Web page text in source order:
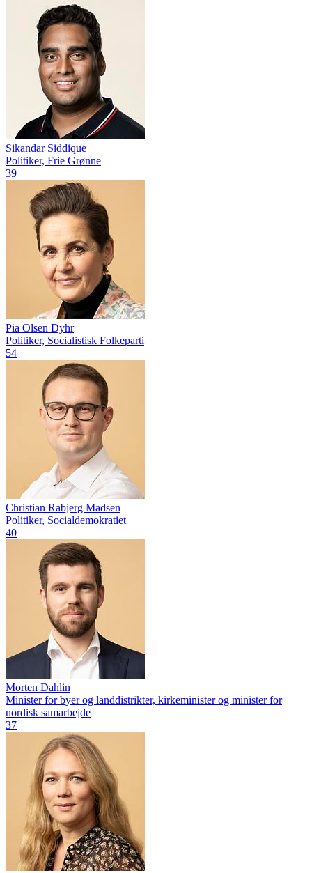
Sikandar Siddique
Politiker, Frie Grønne
39
Pia Olsen Dyhr
Politiker, Socialistisk Folkeparti
54
Christian Rabjerg Madsen
Politiker, Socialdemokratiet
40
Morten Dahlin
Minister for byer og landdistrikter, kirkeminister og minister for
nordisk samarbejde
37